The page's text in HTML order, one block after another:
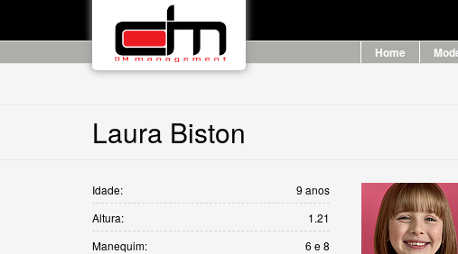
Home
Laura Biston
Idade:
9 anos
Altura:
1.21
Manequim:
6 e 8